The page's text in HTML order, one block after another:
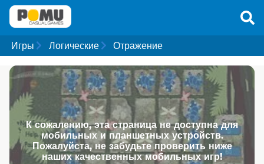
Игры Логические Отражение
К сожалению, эта страница не доступна для
мобильных и планшетных устройств.
Пожалуйста, не забудьте проверить ниже
наших качественных мобильных игр!